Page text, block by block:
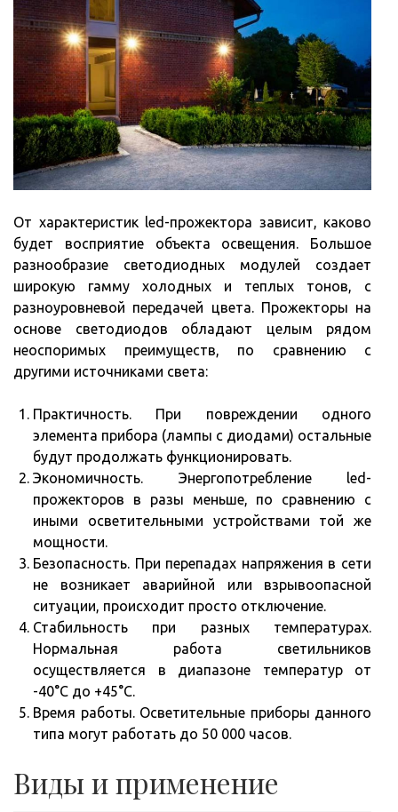
От характеристик led-прожектора зависит, каково
будет восприятие объекта освещения. Большое
разнообразие светодиодных модулей создает
широкую гамму холодных и теплых тонов, с
разноуровневой передачей цвета. Прожекторы на
основе светодиодов обладают целым рядом
неоспоримых преимуществ, по сравнению с
другими источниками света:
Практичность. При повреждении одного
элемента прибора (лампы с диодами) остальные
будут продолжать функционировать.
Экономичность. Энергопотребление led-
прожекторов в разы меньше, по сравнению с
иными осветительными устройствами той же
мощности.
Безопасность. При перепадах напряжения в сети
не возникает аварийной или взрывоопасной
ситуации, происходит просто отключение.
Стабильность при разных температурах.
Нормальная работа светильников
осуществляется в диапазоне температур от
-40°C до +45°C.
Время работы. Осветительные приборы данного
типа могут работать до 50 000 часов.
Виды и применение